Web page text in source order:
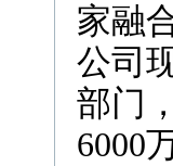
家融
公司
部门
6000